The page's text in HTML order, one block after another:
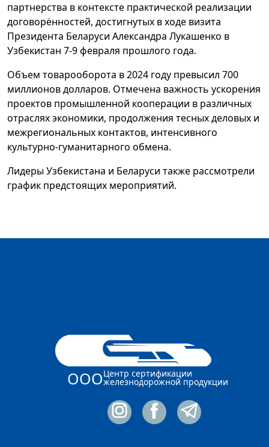
партнерства в контексте практической реализации
договорённостей, достигнутых в ходе визита
Президента Беларуси Александра Лукашенко в
Узбекистан 7-9 февраля прошлого года.
Объем товарооборота в 2024 году превысил 700
миллионов долларов. Отмечена важность ускорения
проектов промышленной кооперации в различных
отраслях экономики, продолжения тесных деловых и
межрегиональных контактов, интенсивного
культурно-гуманитарного обмена.
Лидеры Узбекистана и Беларуси также рассмотрели
график предстоящих мероприятий.
ОООЦентр сертификации
железнодорожной продукции